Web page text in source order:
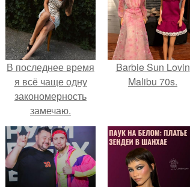
В последнее время
я всё чаще одну
закономерность
замечаю.
Barbie Sun Lovin
Malibu 70s.